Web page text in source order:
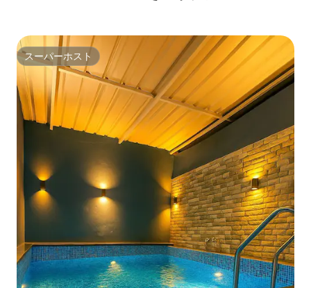
スーパーホスト
スーパーホスト